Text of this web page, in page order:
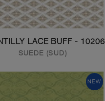
10206 - CHANTILLY LACE BUFF
SUEDE (SUD)
NEW